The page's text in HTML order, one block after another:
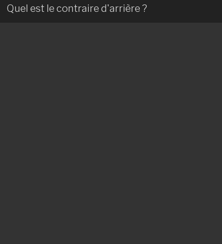
Quel est le contraire d'arrière ?